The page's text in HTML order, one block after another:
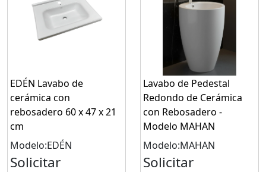
EDÉN Lavabo de
cerámica con
rebosadero 60 x 47 x 21
cm
Modelo:EDÉN
Solicitar
Lavabo de Pedestal
Redondo de Cerámica
con Rebosadero -
Modelo MAHAN
Modelo:MAHAN
Solicitar